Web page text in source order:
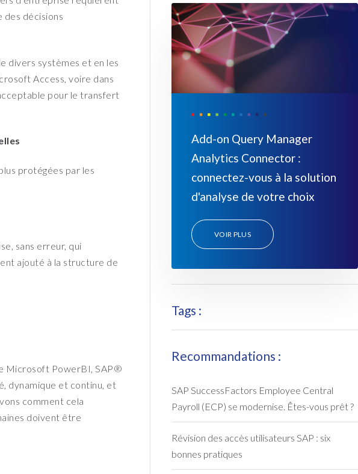
des décisions
divers systèmes et en les
Access, voire dans
pour le transfert
protégées par les
sans erreur, qui
ajouté à la structure de
Microsoft PowerBI, SAP®
dynamique et continu, et
comment cela
doivent être
Add-on Query Manager
Analytics Connector :
connectez-vous à la solution
d'analyse de votre choix
VOIR PLUS
Tags :
Recommandations :
SAP SuccessFactors Employee Central
Payroll (ECP) se modernise. Êtes-vous prêt ?
Révision des accès utilisateurs SAP : six
bonnes pratiques